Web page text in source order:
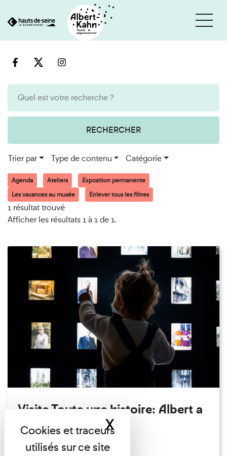
au
RECHERCHER
Trier par Type de contenu Catégorie
Agenda Ateliers
Exposition permanente
Les vacances au musée
Enlever tous les filtres
1 résultat trouvé
Afficher les résultats 1 à 1 de 1.
Visite Toute une histoire: Albert a
perdu son chapeau!
Exposition permanente
Cookies et traceurs utilisés sur ce site
XMasquer le